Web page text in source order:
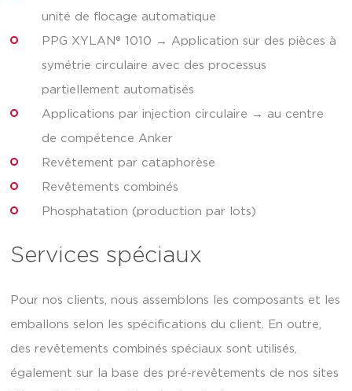
unité de flocage automatique
PPG XYLAN® 1010 → Application sur des pièces à
symétrie circulaire avec des processus
partiellement automatisés
Applications par injection circulaire → au centre
de compétence Anker
Revêtement par cataphorèse
Revêtements combinés
Phosphatation (production par lots)
Services spéciaux
Pour nos clients, nous assemblons les composants et les
emballons selon les spécifications du client. En outre,
des revêtements combinés spéciaux sont utilisés,
également sur la base des pré-revêtements de nos sites